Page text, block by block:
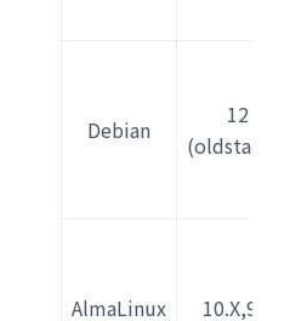
Debian
12
(oldstable)
AlmaLinux 10.X,9.x